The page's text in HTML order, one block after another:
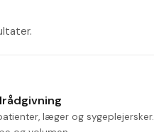
læger og sygeplejersker.